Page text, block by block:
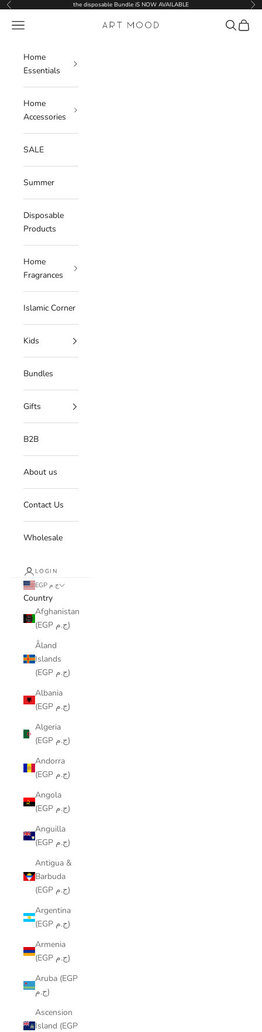
Skip to content
Previous the disposable Bundle iS NOW AVAILABLE
ART MOOD
Navigation menu Search
Cart
Home
Essentials
Home
Accessories
SALE
Summer
Disposable
Products
Home
Fragrances
Islamic Corner
Kids
Bundles
Gifts
B2B
About us
Contact Us
Wholesale
LOGIN
EGP ج.م
Country
Afghanistan
(EGP ج.م)
Åland
Islands
(EGP ج.م)
Albania
(EGP ج.م)
Algeria
(EGP ج.م)
Andorra
(EGP ج.م)
Angola
(EGP ج.م)
Anguilla
(EGP ج.م)
Antigua &
Barbuda
(EGP ج.م)
Argentina
(EGP ج.م)
Armenia
(EGP ج.م)
Aruba (EGP
ج.م)
Ascension
Island (EGP